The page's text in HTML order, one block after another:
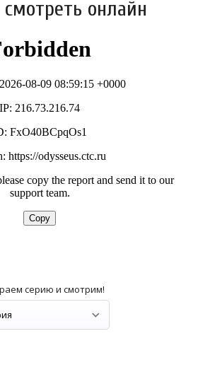
онлайн
серию и смотрим!